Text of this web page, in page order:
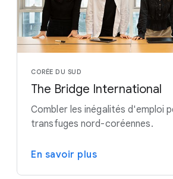
CORÉE DU SUD
The Bridge International
Combler les inégalités d'emploi
transfuges nord-coréennes.
En savoir plus